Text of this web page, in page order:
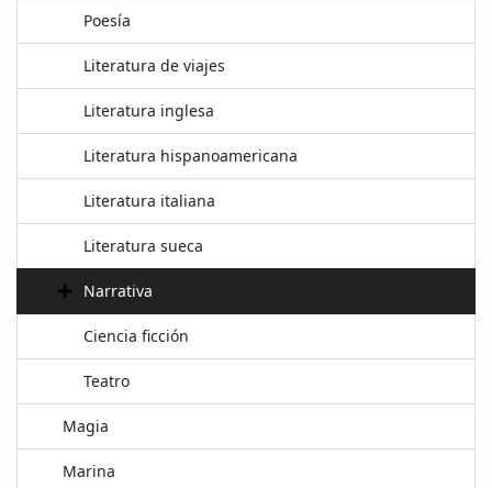
Poesía
Literatura de viajes
Literatura inglesa
Literatura hispanoamericana
Literatura italiana
Literatura sueca
Narrativa
Ciencia ficción
Teatro
Magia
Marina